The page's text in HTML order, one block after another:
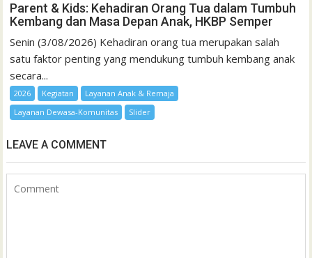
Parent & Kids: Kehadiran Orang Tua dalam Tumbuh
Kembang dan Masa Depan Anak, HKBP Semper
Senin (3/08/2026) Kehadiran orang tua merupakan salah
satu faktor penting yang mendukung tumbuh kembang anak
secara...
2026 Kegiatan
Layanan Anak & Remaja
Layanan Dewasa-Komunitas
Slider
LEAVE A COMMENT